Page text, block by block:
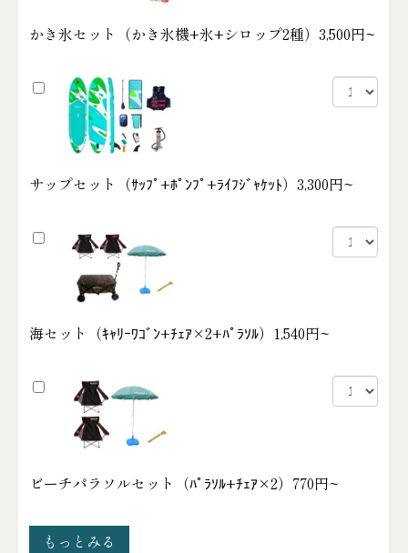
かき氷セット（かき氷機+氷+シロップ2種） 3,500円~
サップセット（ｻｯﾌﾟ+ﾎﾟﾝﾌﾟ+ﾗｲﾌｼﾞｬｹｯﾄ） 3,300円~
海セット（ｷｬﾘｰﾜｺﾞﾝ+ﾁｪｱ×2+ﾊﾟﾗｿﾙ） 1,540円~
ビーチパラソルセット（ﾊﾟﾗｿﾙ+ﾁｪｱ×2） 770円~
もっとみる